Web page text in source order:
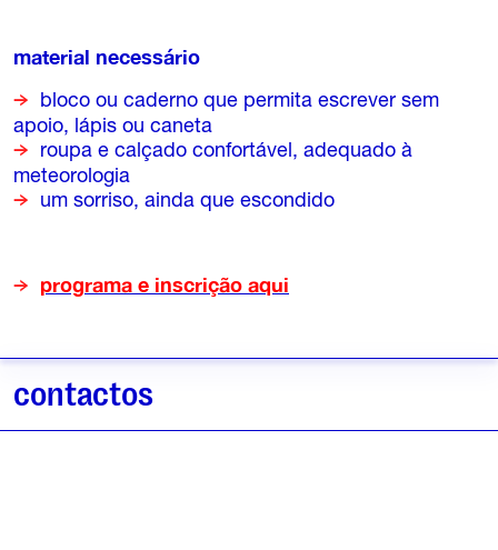
material necessário
bloco ou caderno que permita escrever sem
apoio, lápis ou caneta
roupa e calçado confortável, adequado à
meteorologia
um sorriso, ainda que escondido
programa e inscrição aqui
contactos